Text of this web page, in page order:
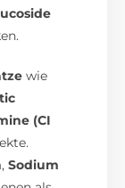
wie
(CI
,Sodium